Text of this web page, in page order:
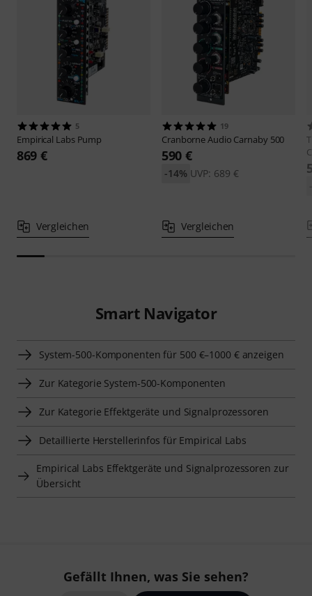
5
Empirical Labs Pump
869 €
Vergleichen
19
Cranborne Audio Carnaby 500
590 €
UVP: 689 €
-14%
Vergleichen
Smart Navigator
System-500-Komponenten für 500 €–1000 € anzeigen
Zur Kategorie System-500-Komponenten
Zur Kategorie Effektgeräte und Signalprozessoren
Detaillierte Herstellerinfos für Empirical Labs
Empirical Labs Effektgeräte und Signalprozessoren zur
Übersicht
Gefällt Ihnen, was Sie sehen?